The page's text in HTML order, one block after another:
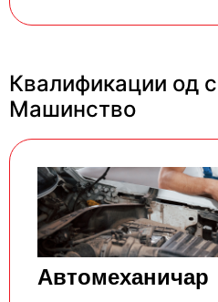
Квалификации од
Машинство
Автомеханичар